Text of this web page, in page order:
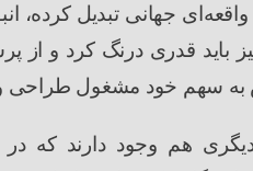
ای جهانی تبدیل کرده،
نیز باید قدری درنگ کرد و
به سهم خود مشغول طراحی
هم وجود دارند که